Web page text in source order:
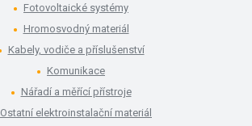
Fotovoltaické systémy
Hromosvodný materiál
Kabely, vodiče a příslušenství
Komunikace
Nářadí a měřící přístroje
Ostatní elektroinstalační materiál